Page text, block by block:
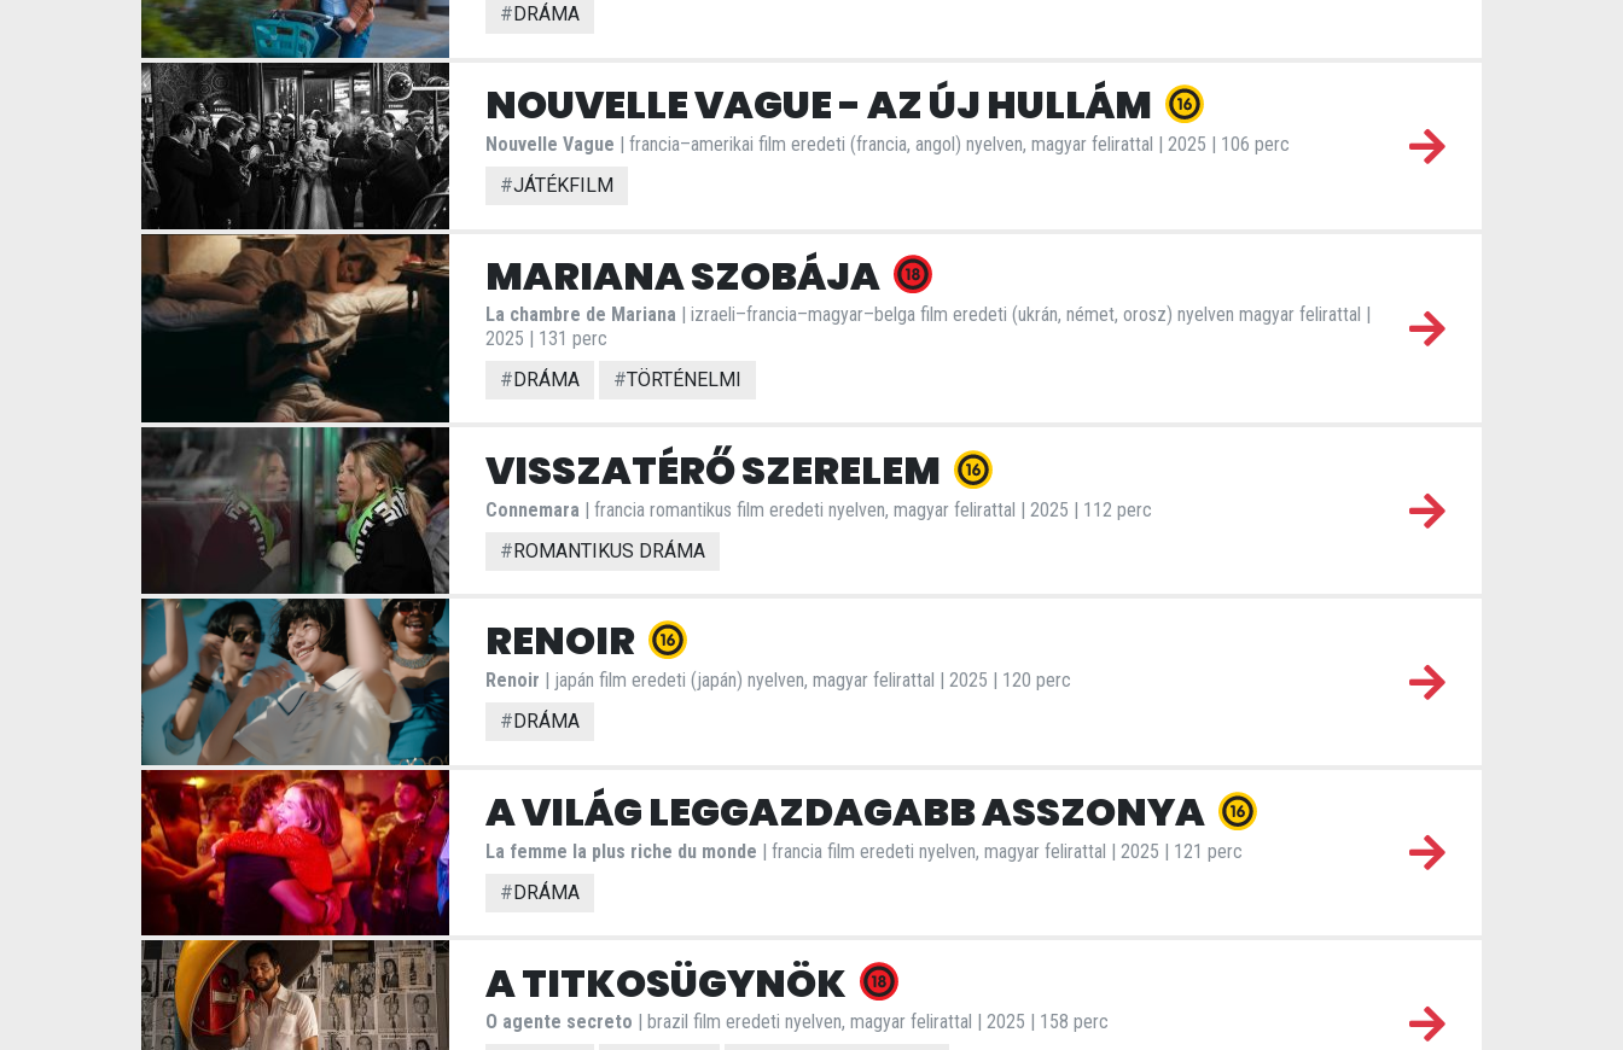
# DRÁMA
NOUVELLE VAGUE - AZ ÚJ HULLÁM
Nouvelle Vague | francia–amerikai film eredeti (francia, angol) nyelven, magyar felirattal | 2025 | 106 perc
#JÁTÉKFILM
MARIANA SZOBÁJA
La chambre de Mariana | izraeli–francia–magyar–belga film eredeti (ukrán, német, orosz) nyelven magyar felirattal |
2025 | 131 perc
# DRÁMA #TÖRTÉNELMI
VISSZATÉRŐ SZERELEM
Connemara | francia romantikus film eredeti nyelven, magyar felirattal | 2025 | 112 perc
#ROMANTIKUS DRÁMA
RENOIR
Renoir | japán film eredeti (japán) nyelven, magyar felirattal | 2025 | 120 perc
# DRÁMA
A VILÁG LEGGAZDAGABB ASSZONYA
La femme la plus riche du monde | francia film eredeti nyelven, magyar felirattal | 2025 | 121 perc
#DRÁMA
A TITKOSÜGYNÖK
O agente secreto | brazil film eredeti nyelven, magyar felirattal | 2025 | 158 perc